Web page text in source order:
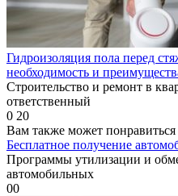
Гидроизоляция пола перед
необходимость и
Строительство и ремонт в
ответственный
0 20
Вам также может понравиться
Бесплатное получение
Программы утилизации и
автомобильных
00